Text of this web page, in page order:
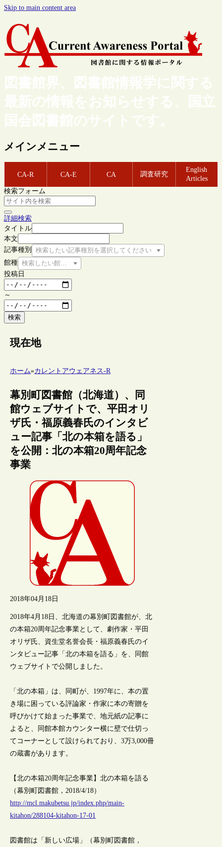
Skip to main content area
図書館界、図書館情報学に関する
最新の情報をお知らせする、国立
国会図書館のサイトです。
メインメニュー
CA-R CA-E CA 調査研究
English
Articles
検索フォーム
詳細検索
タイトル
本文
記事種別
検索したい記事種別を選択してください
館種 検索したい館種を選択してください
投稿日
～
検索
現在地
ホーム»カレントアウェアネス-R
幕別町図書館（北海道）、同
館ウェブサイトで、平田オリ
ザ氏・福原義春氏のインタビ
ュー記事「北の本箱を語る」
を公開：北の本箱20周年記念
事業
2018年04月18日
2018年4月18日、北海道の幕別町図書館が、北
の本箱20周年記念事業として、劇作家・平田
オリザ氏、資生堂名誉会長・福原義春氏のイ
ンタビュー記事「北の本箱を語る」を、同館
ウェブサイトで公開しました。
「北の本箱」は、同町が、1997年に、本の置
き場に困っている評論家・作家に本の寄贈を
呼びかけて始まった事業で、地元紙の記事に
よると、同館本館カウンター横に壁で仕切っ
てコーナーとして設けられており、3万3,000冊
の蔵書があります。
【北の本箱20周年記念事業】北の本箱を語る
（幕別町図書館，2018/4/18）
http://mcl.makubetsu.jp/index.php/main-
kitahon/288104-kitahon-17-01
図書館は「新しい広場」（幕別町図書館，